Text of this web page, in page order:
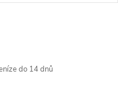
do 14 dnů